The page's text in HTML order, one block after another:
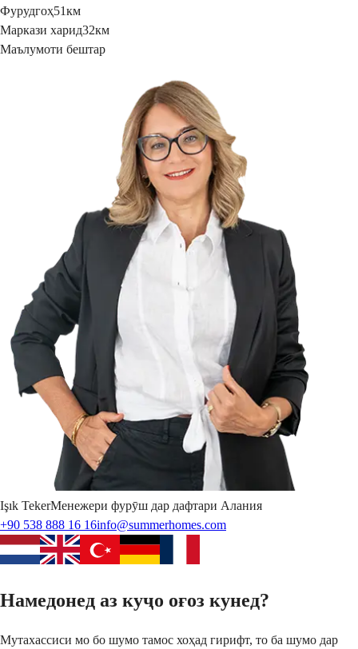
Фурудгоҳ51км
Маркази харид32км
Маълумоти бештар
Işık TekerМенежери фурӯш дар дафтари Алания
+90 538 888 16 16info@summerhomes.com
Намедонед аз куҷо оғоз кунед?
Мутахассиси мо бо шумо тамос хоҳад гирифт, то ба шумо дар